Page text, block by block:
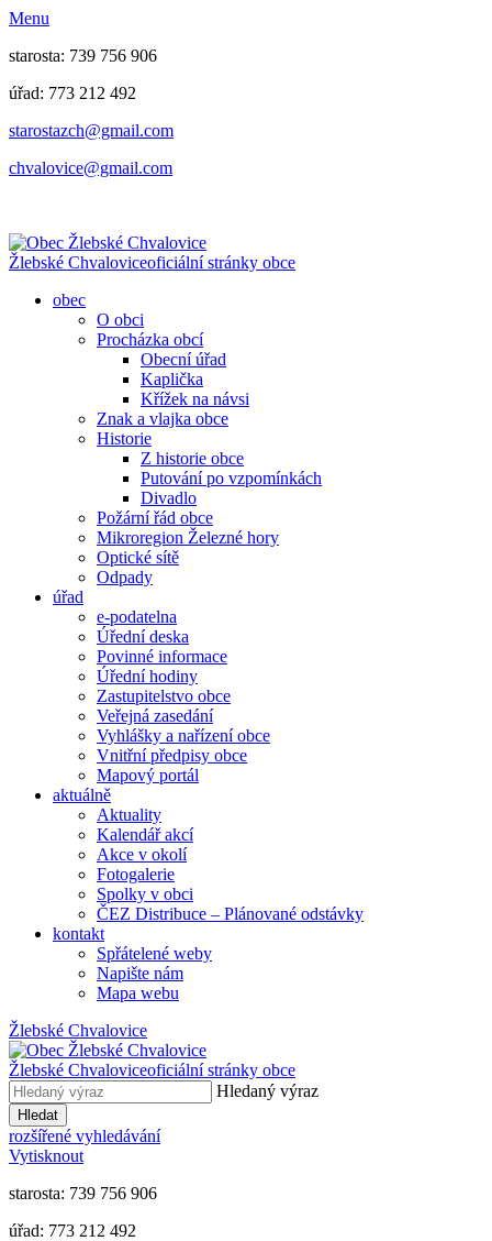
Menu
starosta: 739 756 906
úřad: 773 212 492
​​​​starostazch@gmail.com
​​​​chvalovice@gmail.com
Žlebské Chvaloviceoficiální stránky obce
obec
O obci
Procházka obcí
Obecní úřad
Kaplička
Křížek na návsi
Znak a vlajka obce
Historie
Z historie obce
Putování po vzpomínkách
Divadlo
Požární řád obce
Mikroregion Železné hory
Optické sítě
Odpady
úřad
e-podatelna
Úřední deska
Povinné informace
Úřední hodiny
Zastupitelstvo obce
Veřejná zasedání
Vyhlášky a nařízení obce
Vnitřní předpisy obce
Mapový portál
aktuálně
Aktuality
Kalendář akcí
Akce v okolí
Fotogalerie
Spolky v obci
ČEZ Distribuce – Plánované odstávky
kontakt
Spřátelené weby
Napište nám
Mapa webu
Žlebské Chvalovice
Žlebské Chvaloviceoficiální stránky obce
Hledaný výraz
Hledat
rozšířené vyhledávání
Vytisknout
starosta: 739 756 906
úřad: 773 212 492